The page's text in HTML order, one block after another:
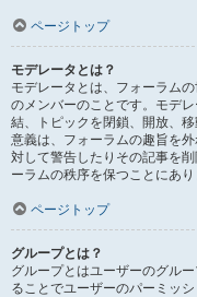
ページトップ
モデレータとは？
モデレータとは、フォーラム
のメンバーのことです。モデ
結、トピックを閉鎖、開放、
意義は、フォーラムの趣旨を
対して警告したりその記事を
ーラムの秩序を保つことにあり
ページトップ
グループとは？
グループとはユーザーのグル
ることでユーザーのパーミッ